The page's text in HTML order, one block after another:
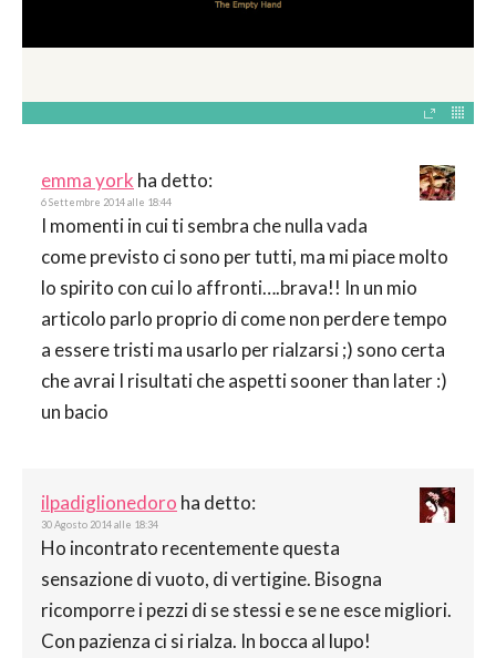
emma york ha detto:
6 Settembre 2014 alle 18:44
I momenti in cui ti sembra che nulla vada
come previsto ci sono per tutti, ma mi piace molto
lo spirito con cui lo affronti….brava!! In un mio
articolo parlo proprio di come non perdere tempo
a essere tristi ma usarlo per rialzarsi ;) sono certa
che avrai I risultati che aspetti sooner than later :)
un bacio
ilpadiglionedoro ha detto:
30 Agosto 2014 alle 18:34
Ho incontrato recentemente questa
sensazione di vuoto, di vertigine. Bisogna
ricomporre i pezzi di se stessi e se ne esce migliori.
Con pazienza ci si rialza. In bocca al lupo!